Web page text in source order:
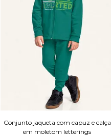
Conjunto jaqueta com capuz e calça
em moletom letterings